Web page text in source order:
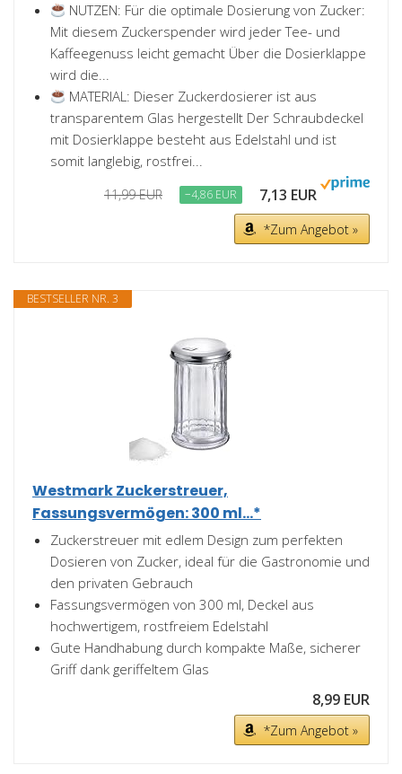
NUTZEN: Für die optimale Dosierung von Zucker:
Mit diesem Zuckerspender wird jeder Tee- und
Kaffeegenuss leicht gemacht Über die Dosierklappe
wird die...
MATERIAL: Dieser Zuckerdosierer ist aus
transparentem Glas hergestellt Der Schraubdeckel
mit Dosierklappe besteht aus Edelstahl und ist
somit langlebig, rostfrei...
11,99 EUR −4,86 EUR 7,13 EUR
*Zum Angebot »
BESTSELLER NR. 3
Westmark Zuckerstreuer,
Fassungsvermögen: 300 ml...*
Zuckerstreuer mit edlem Design zum perfekten
Dosieren von Zucker, ideal für die Gastronomie und
den privaten Gebrauch
Fassungsvermögen von 300 ml, Deckel aus
hochwertigem, rostfreiem Edelstahl
Gute Handhabung durch kompakte Maße, sicherer
Griff dank geriffeltem Glas
8,99 EUR
*Zum Angebot »